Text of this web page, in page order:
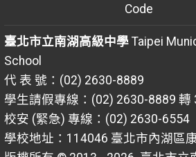
臺北市立南湖高級中學Taipei
School
代 表 號：(02) 2630-8889
學生請假專線：(02) 2630-8889 轉
校安 (緊急) 專線：(02) 2630-6554
學校地址：114046 臺北市內湖區